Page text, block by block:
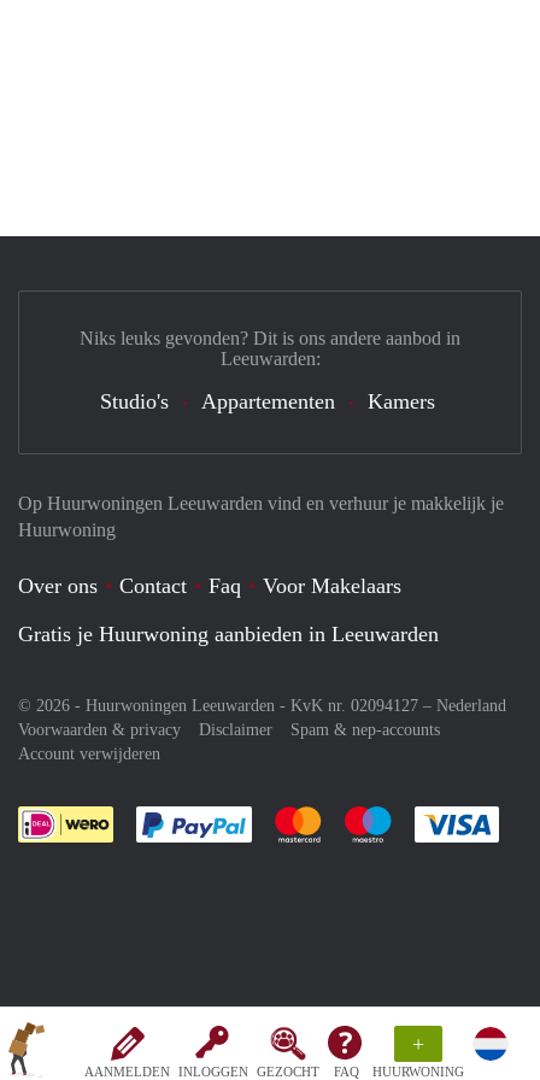
AANMELDEN INLOGGEN GEZOCHT FAQ
+
HUURWONING
Op Huurwoningen Leeuwarden vind en verhuur je makkelijk je
Huurwoning
Over ons Contact Faq
Voor Makelaars
Gratis je Huurwoning aanbieden in Leeuwarden
© 2026 - Huurwoningen Leeuwarden - KvK nr. 02094127 – Nederland
Voorwaarden & privacy
Disclaimer
Spam & nep-accounts
Account verwijderen
Je rekent gemakkelijk af met Paypal
Je rekent gemakkelijk af met
Je rekent
Niks leuks gevonden? Dit is ons andere aanbod in
Leeuwarden:
Studio's Appartementen Kamers